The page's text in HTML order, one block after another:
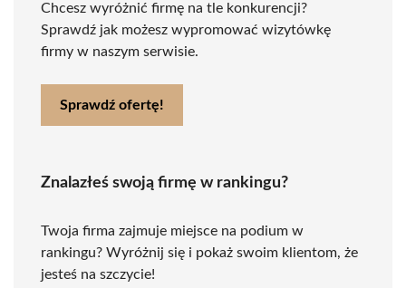
Chcesz wyróżnić firmę na tle konkurencji?
Sprawdź jak możesz wypromować wizytówkę
firmy w naszym serwisie.
Sprawdź ofertę!
Znalazłeś swoją firmę w rankingu?
Twoja firma zajmuje miejsce na podium w
rankingu? Wyróżnij się i pokaż swoim klientom, że
jesteś na szczycie!